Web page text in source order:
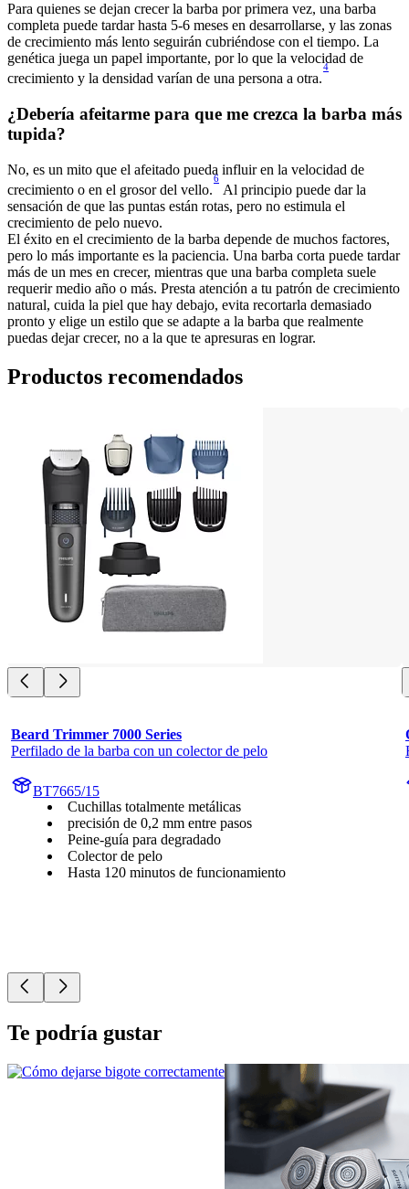
Para quienes se dejan crecer la barba por primera vez, una barba
completa puede tardar hasta 5-6 meses en desarrollarse, y las zonas
de crecimiento más lento seguirán cubriéndose con el tiempo. La
genética juega un papel importante, por lo que la velocidad de
crecimiento y la densidad varían de una persona a otra.
4
¿Debería afeitarme para que me crezca la barba más
tupida?
No, es un mito que el afeitado pueda influir en la velocidad de
crecimiento o en el grosor del vello.
6
Al principio puede dar la
sensación de que las puntas están rotas, pero no estimula el
crecimiento de pelo nuevo.
El éxito en el crecimiento de la barba depende de muchos factores,
pero lo más importante es la paciencia. Una barba corta puede tardar
más de un mes en crecer, mientras que una barba completa suele
requerir medio año o más. Presta atención a tu patrón de crecimiento
natural, cuida la piel que hay debajo, evita recortarla demasiado
pronto y elige un estilo que se adapte a la barba que realmente
puedas dejar crecer, no a la que te apresuras en lograr.
Productos recomendados
Beard Trimmer 7000 Series
Perfilado de la barba con un colector de pelo
BT7665/15
Cuchillas totalmente metálicas
precisión de 0,2 mm entre pasos
Peine-guía para degradado
Colector de pelo
Hasta 120 minutos de funcionamiento
Te podría gustar